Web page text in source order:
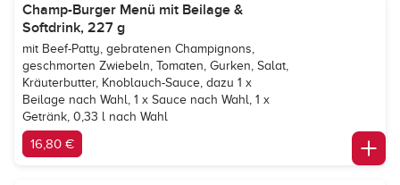
Champ-Burger Menü mit Beilage &
Softdrink, 227 g
mit Beef-Patty, gebratenen Champignons,
geschmorten Zwiebeln, Tomaten, Gurken, Salat,
Kräuterbutter, Knoblauch-Sauce, dazu 1 x
Beilage nach Wahl, 1 x Sauce nach Wahl, 1 x
Getränk, 0,33 l nach Wahl
16,80 €